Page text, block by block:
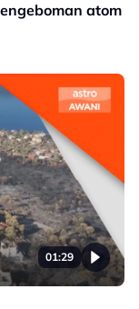
atom
01:29